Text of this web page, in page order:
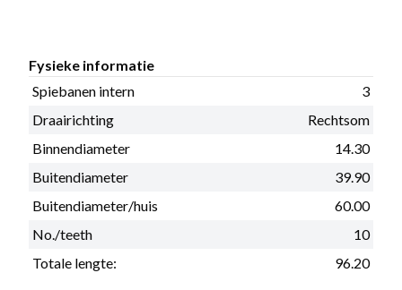
Fysieke informatie
Spiebanen intern
3
Draairichting
Rechtsom
Binnendiameter
14.30
Buitendiameter
39.90
Buitendiameter/huis
60.00
No./teeth
10
Totale lengte:
96.20